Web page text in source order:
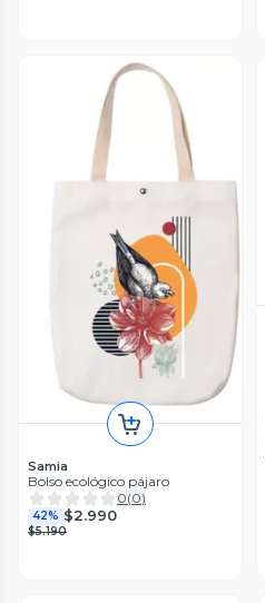
Samia
Bolso ecológico pájaro
0(0)
42% $2.990
$5.190